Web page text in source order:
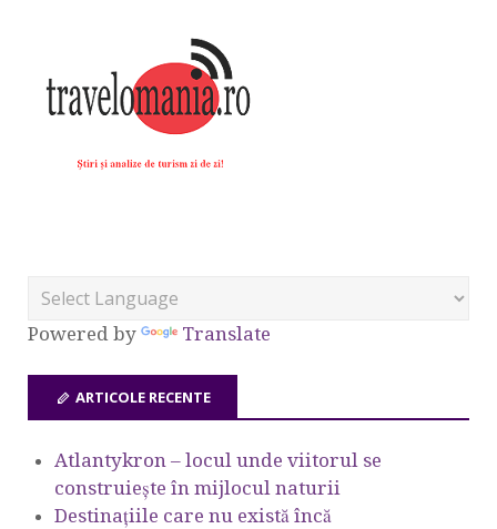
Powered by Translate
ARTICOLE RECENTE
Atlantykron – locul unde viitorul se
construiește în mijlocul naturii
Destinațiile care nu există încă